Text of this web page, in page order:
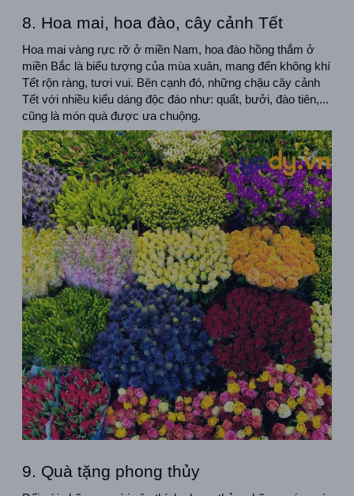
8. Hoa mai, hoa đào, cây cảnh Tết
Hoa mai vàng rực rỡ ở miền Nam, hoa đào hồng thắm ở
miền Bắc là biểu tượng của mùa xuân, mang đến không khí
Tết rộn ràng, tươi vui. Bên cạnh đó, những chậu cây cảnh
Tết với nhiều kiểu dáng độc đáo như: quất, bưởi, đào tiên,...
cũng là món quà được ưa chuộng.
9. Quà tặng phong thủy